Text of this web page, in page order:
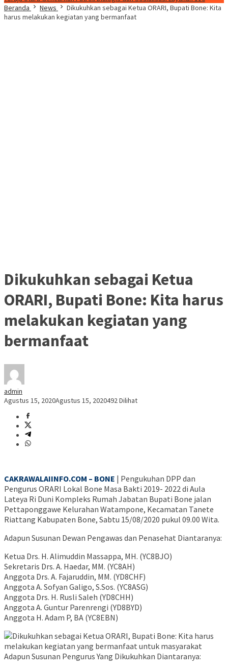
Beranda
News
Dikukuhkan sebagai Ketua ORARI, Bupati Bone: Kita
harus melakukan kegiatan yang bermanfaat
Dikukuhkan sebagai Ketua
ORARI, Bupati Bone: Kita harus
melakukan kegiatan yang
bermanfaat
admin
Agustus 15, 2020Agustus 15, 2020492 Dilihat
CAKRAWALAIINFO.COM – BONE | Pengukuhan DPP dan
Pengurus ORARI Lokal Bone Masa Bakti 2019- 2022 di Aula
Lateya Ri Duni Kompleks Rumah Jabatan Bupati Bone jalan
Pettaponggawe Kelurahan Watampone, Kecamatan Tanete
Riattang Kabupaten Bone, Sabtu 15/08/2020 pukul 09.00 Wita.
Adapun Susunan Dewan Pengawas dan Penasehat Diantaranya:
Ketua Drs. H. Alimuddin Massappa, MH. (YC8BJO)
Sekretaris Drs. A. Haedar, MM. (YC8AH)
Anggota Drs. A. Fajaruddin, MM. (YD8CHF)
Anggota A. Sofyan Galigo, S.Sos. (YC8ASG)
Anggota Drs. H. Rusli Saleh (YD8CHH)
Anggota A. Guntur Parenrengi (YD8BYD)
Anggota H. Adam P, BA (YC8EBN)
Adapun Susunan Pengurus Yang Dikukuhkan Diantaranya: